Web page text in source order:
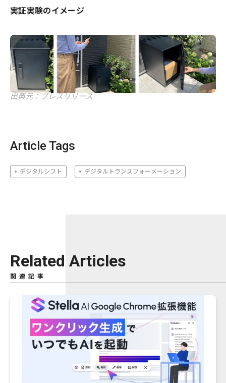
実証実験のイメージ
出典元：プレスリリース
Article Tags
デジタルシフト デジタルトランスフォーメーション
Related Articles
関連記事